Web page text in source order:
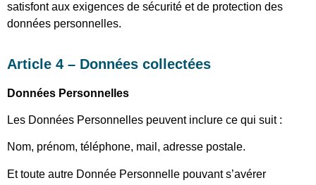
satisfont aux exigences de sécurité et de protection des
données personnelles.
Article 4 – Données collectées
Données Personnelles
Les Données Personnelles peuvent inclure ce qui suit :
Nom, prénom, téléphone, mail, adresse postale.
Et toute autre Donnée Personnelle pouvant s’avérer